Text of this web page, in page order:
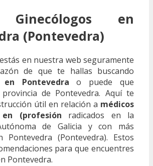
Ginecólogos en
(Pontevedra)
en nuestra web seguramente
de que te hallas buscando
en Pontevedra o puede que
de Pontevedra. Aquí te
útil en relación a médicos
(profesión radicados en la
de Galicia y con más
Pontevedra (Pontevedra). Estos
para que encuentres
Pontevedra.